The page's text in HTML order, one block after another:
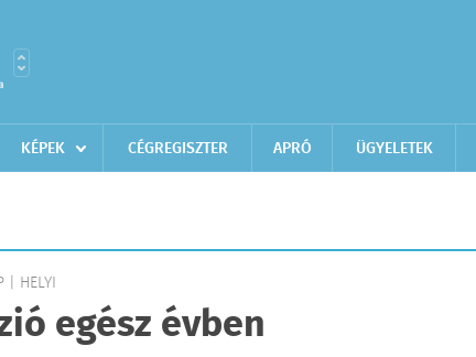
KÉPEK CÉGREGISZTER APRÓ ÜGYELETEK
| HELYI
egész évben